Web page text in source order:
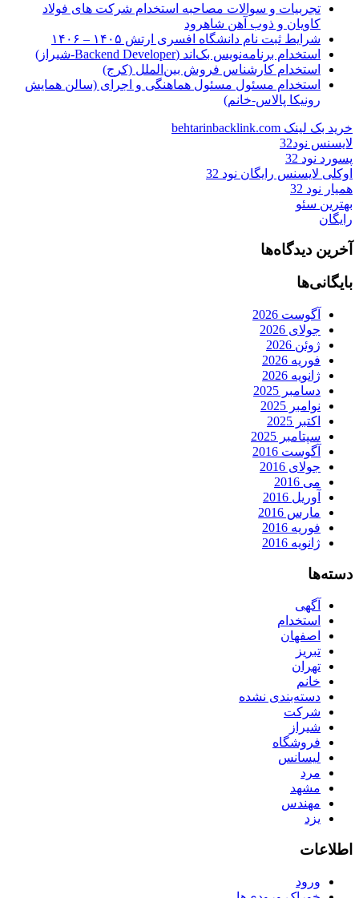
تجربیات و سوالات مصاحبه استخدام شرکت های فولاد
کاویان و ذوب آهن شاهرود
شرایط ثبت نام دانشگاه افسری ارتش ۱۴۰۵ – ۱۴۰۶
استخدام برنامه‌نویس بک‌اند (Backend Developer-شیراز)
استخدام کارشناس فروش بین‌الملل (کرج)
استخدام مسئول مسئول هماهنگی و اجرای (سالن همایش
رونیکا پالاس-خانم)
خرید بک لینک behtarinbacklink.com
لایسنس نود32
پسورد نود 32
اوکلی لایسنس رایگان نود 32
همیار نود 32
بهترین سئو
رایگان
آخرین دیدگاه‌ها
بایگانی‌ها
آگوست 2026
جولای 2026
ژوئن 2026
فوریه 2026
ژانویه 2026
دسامبر 2025
نوامبر 2025
اکتبر 2025
سپتامبر 2025
آگوست 2016
جولای 2016
می 2016
آوریل 2016
مارس 2016
فوریه 2016
ژانویه 2016
دسته‌ها
آگهی
استخدام
اصفهان
تبریز
تهران
خانم
دسته‌بندی نشده
شرکت
شیراز
فروشگاه
لیسانس
مرد
مشهد
مهندس
یزد
اطلاعات
ورود